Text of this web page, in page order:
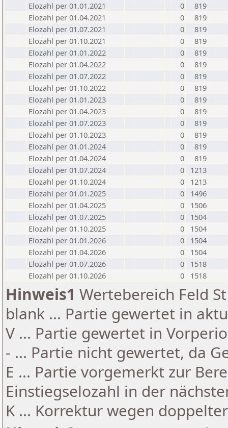
Elozahl per 01.01.2021
0
819
Elozahl per 01.04.2021
0
819
Elozahl per 01.07.2021
0
819
Elozahl per 01.10.2021
0
819
Elozahl per 01.01.2022
0
819
Elozahl per 01.04.2022
0
819
Elozahl per 01.07.2022
0
819
Elozahl per 01.10.2022
0
819
Elozahl per 01.01.2023
0
819
Elozahl per 01.04.2023
0
819
Elozahl per 01.07.2023
0
819
Elozahl per 01.10.2023
0
819
Elozahl per 01.01.2024
0
819
Elozahl per 01.04.2024
0
819
Elozahl per 01.07.2024
0
1213
Elozahl per 01.10.2024
0
1213
Elozahl per 01.01.2025
0
1496
Elozahl per 01.04.2025
0
1506
Elozahl per 01.07.2025
0
1504
Elozahl per 01.10.2025
0
1504
Elozahl per 01.01.2026
0
1504
Elozahl per 01.04.2026
0
1504
Elozahl per 01.07.2026
0
1518
Elozahl per 01.10.2026
0 1518
Hinweis1 Wertebereich Feld
blank ... Partie gewertet in
V ... Partie gewertet in
- ... Partie nicht gewertet, da
E ... Partie vorgemerkt zur
Einstiegselozahl in der
K ... Korrektur wegen